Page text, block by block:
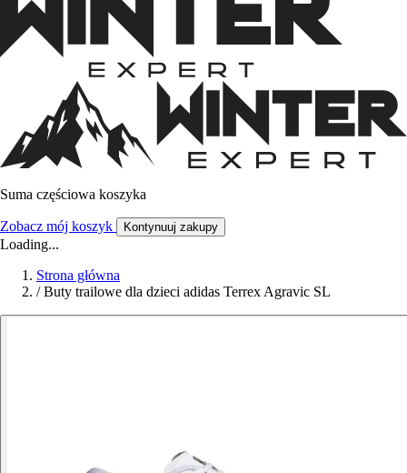
Suma częściowa koszyka
Zobacz mój koszyk Kontynuuj zakupy
Loading...
Strona główna
/ Buty trailowe dla dzieci adidas Terrex Agravic SL